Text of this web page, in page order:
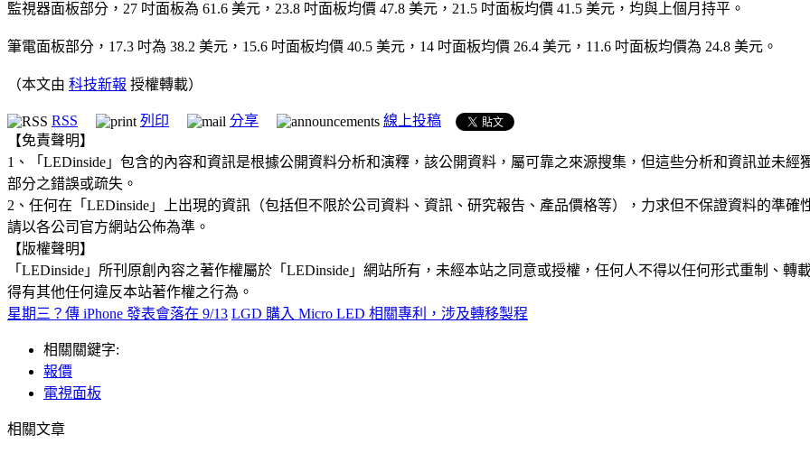
監視器面板部分，27 吋面板為 61.6 美元，23.8 吋面板均價 47.8 美元，21.5 吋面板均價 41.5 美元，均與上個月持平。
筆電面板部分，17.3 吋為 38.2 美元，15.6 吋面板均價 40.5 美元，14 吋面板均價 26.4 美元，11.6 吋面板均價為 24.8 美元。
（本文由 科技新報 授權轉載）
RSS 列印 分享
線上投稿
【免責聲明】
1、「LEDinside」包含的內容和資訊是根據公開資料分析和演釋，該公開資料，屬可靠之來源搜集，但這些分析和資訊並未
部分之錯誤或疏失。
2、任何在「LEDinside」上出現的資訊（包括但不限於公司資料、資訊、研究報告、產品價格等），力求但不保證資料的準
請以各公司官方網站公佈為準。
【版權聲明】
「LEDinside」所刊原創內容之著作權屬於「LEDinside」網站所有，未經本站之同意或授權，任何人不得以任何形式重制、
得有其他任何違反本站著作權之行為。
星期三？傳 iPhone 發表會落在 9/13 LGD 購入 Micro LED 相關專利，涉及轉移製程
相關關鍵字:
報價
電視面板
相關文章